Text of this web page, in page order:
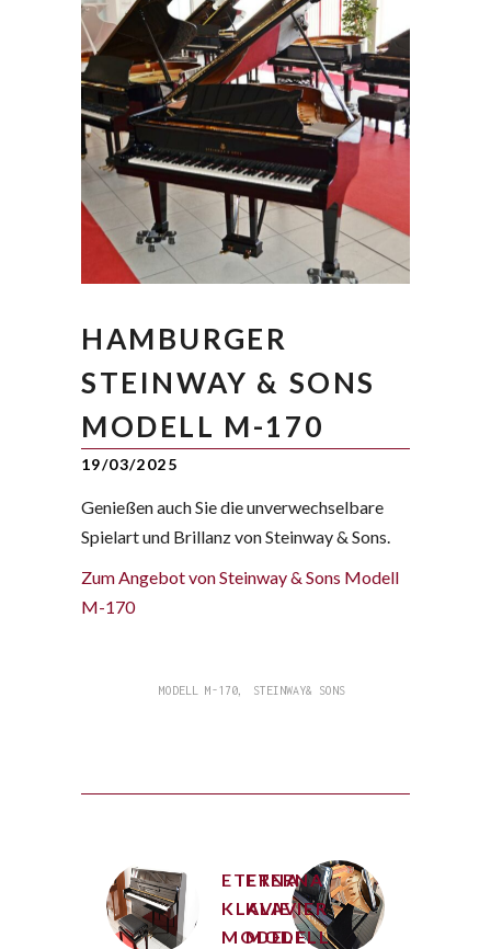
HAMBURGER
STEINWAY & SONS
MODELL M-170
19/03/2025
Genießen auch Sie die unverwechselbare
Spielart und Brillanz von Steinway & Sons.
Zum Angebot von Steinway & Sons Modell
M-170
MODELL M-170, STEINWAY& SONS
ETERNA
KLAVIER
MODELL
ETERNA
KLAVIER
MODELL